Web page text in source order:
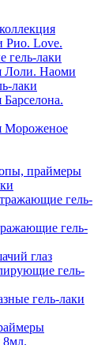
Рио. Love.
гель-лаки
Лоли. Наоми
лаки
Мороженое
праймеры
гель-
гель-
глаз
гель-
гель-лаки
8мл.